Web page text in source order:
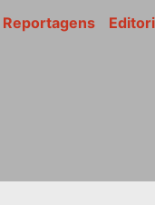
Reportagens